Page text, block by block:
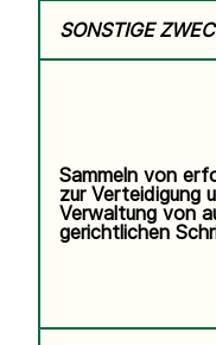
SONSTIGE
Sammeln von
zur Verteidigung
Verwaltung von
gerichtlichen